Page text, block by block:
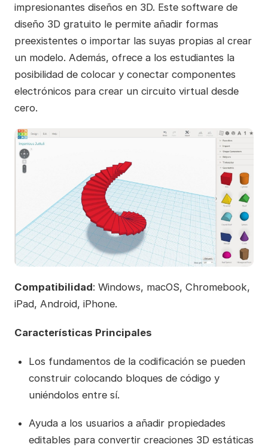
impresionantes diseños en 3D. Este software de
diseño 3D gratuito le permite añadir formas
preexistentes o importar las suyas propias al crear
un modelo. Además, ofrece a los estudiantes la
posibilidad de colocar y conectar componentes
electrónicos para crear un circuito virtual desde
cero.
Compatibilidad: Windows, macOS, Chromebook,
iPad, Android, iPhone.
Características Principales
Los fundamentos de la codificación se pueden
construir colocando bloques de código y
uniéndolos entre sí.
Ayuda a los usuarios a añadir propiedades
editables para convertir creaciones 3D estáticas